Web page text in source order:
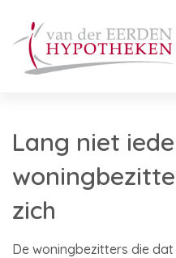
Lang niet
zich
De woningbezitters die